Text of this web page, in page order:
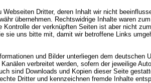
Webseiten Dritter, deren Inhalt wir nicht
übernehmen. Rechtswidrige Inhalte waren
Kontrolle der verknüpften Seiten ist aber nicht
sie uns bitte mit, damit wir betroffene Links
und Bilder unterliegen dem deutschen
verbreitet werden, sofern der jeweilige
sind Downloads und Kopien dieser Seite
Dritter und kennzeichnen fremde Inhalte